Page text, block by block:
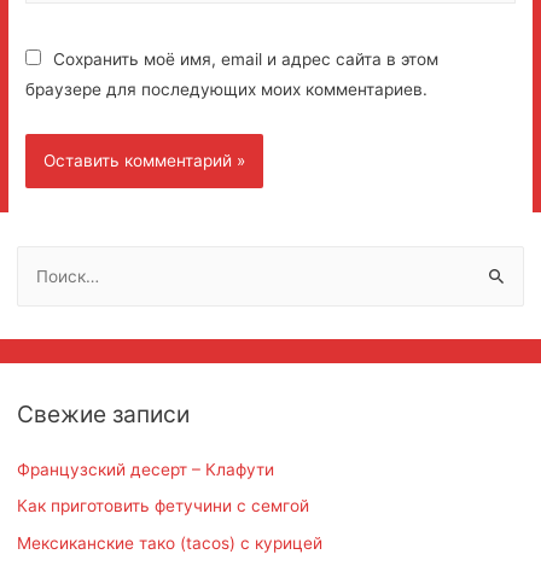
Сохранить моё имя, email и адрес сайта в этом
браузере для последующих моих комментариев.
:Свежие записи
Французский десерт – Клафути
Как приготовить фетучини с семгой
Мексиканские тако (tacos) с курицей